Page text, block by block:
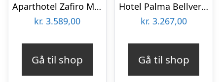
Aparthotel Zafiro Mallorca
kr. 3.589,00
Gå til shop
Hotel Palma Bellver by Melia
kr. 3.267,00
Gå til shop